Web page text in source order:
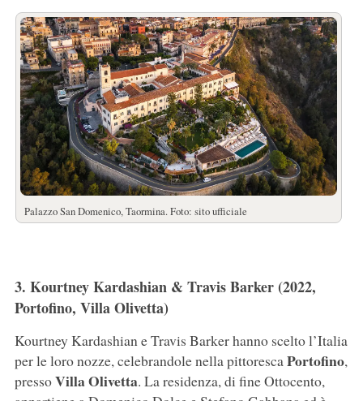
Palazzo San Domenico, Taormina. Foto: sito ufficiale
3. Kourtney Kardashian & Travis Barker (2022,
Portofino, Villa Olivetta)
Kourtney Kardashian e Travis Barker hanno scelto l’Italia
per le loro nozze, celebrandole nella pittorescaPortofino,
pressoVilla Olivetta. La residenza, di fine Ottocento,